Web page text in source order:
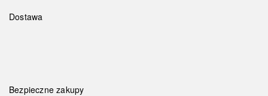
Dostawa
Bezpieczne zakupy